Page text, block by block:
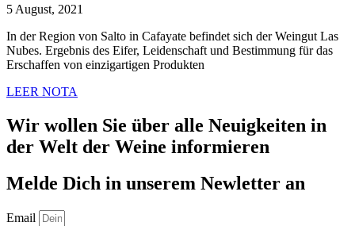
5 August, 2021
In der Region von Salto in Cafayate befindet sich der Weingut Las
Nubes. Ergebnis des Eifer, Leidenschaft und Bestimmung für das
Erschaffen von einzigartigen Produkten
LEER NOTA
Wir wollen Sie über alle Neuigkeiten in
der Welt der Weine informieren
Melde Dich in unserem Newletter an
Email